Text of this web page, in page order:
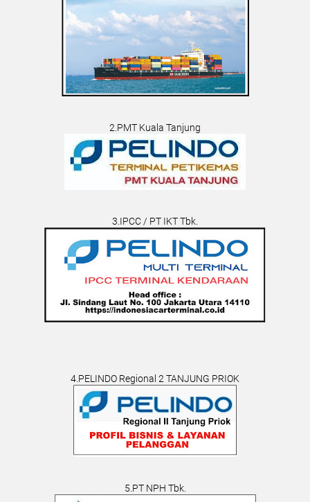
2.PMT Kuala Tanjung
3.IPCC / PT IKT Tbk.
4.PELINDO Regional 2 TANJUNG PRIOK
5.PT NPH Tbk.